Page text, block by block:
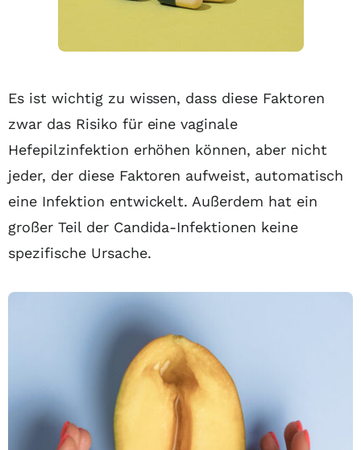
Es ist wichtig zu wissen, dass diese Faktoren
zwar das Risiko für eine vaginale
Hefepilzinfektion erhöhen können, aber nicht
jeder, der diese Faktoren aufweist, automatisch
eine Infektion entwickelt. Außerdem hat ein
großer Teil der Candida-Infektionen keine
spezifische Ursache.